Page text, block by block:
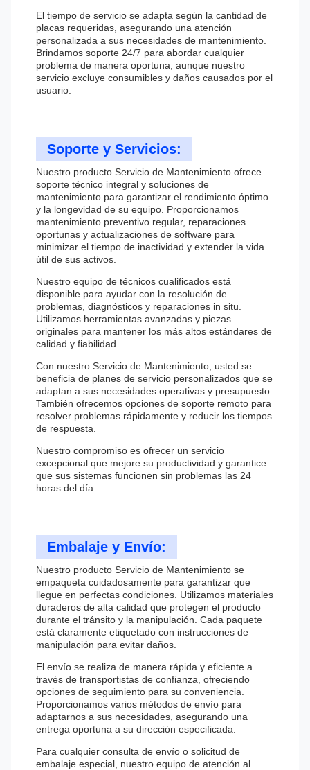
El tiempo de servicio se adapta según la cantidad de
placas requeridas, asegurando una atención
personalizada a sus necesidades de mantenimiento.
Brindamos soporte 24/7 para abordar cualquier
problema de manera oportuna, aunque nuestro
servicio excluye consumibles y daños causados por el
usuario.
Soporte y Servicios:
Nuestro producto Servicio de Mantenimiento ofrece
soporte técnico integral y soluciones de
mantenimiento para garantizar el rendimiento óptimo
y la longevidad de su equipo. Proporcionamos
mantenimiento preventivo regular, reparaciones
oportunas y actualizaciones de software para
minimizar el tiempo de inactividad y extender la vida
útil de sus activos.
Nuestro equipo de técnicos cualificados está
disponible para ayudar con la resolución de
problemas, diagnósticos y reparaciones in situ.
Utilizamos herramientas avanzadas y piezas
originales para mantener los más altos estándares de
calidad y fiabilidad.
Con nuestro Servicio de Mantenimiento, usted se
beneficia de planes de servicio personalizados que se
adaptan a sus necesidades operativas y presupuesto.
También ofrecemos opciones de soporte remoto para
resolver problemas rápidamente y reducir los tiempos
de respuesta.
Nuestro compromiso es ofrecer un servicio
excepcional que mejore su productividad y garantice
que sus sistemas funcionen sin problemas las 24
horas del día.
Embalaje y Envío:
Nuestro producto Servicio de Mantenimiento se
empaqueta cuidadosamente para garantizar que
llegue en perfectas condiciones. Utilizamos materiales
duraderos de alta calidad que protegen el producto
durante el tránsito y la manipulación. Cada paquete
está claramente etiquetado con instrucciones de
manipulación para evitar daños.
El envío se realiza de manera rápida y eficiente a
través de transportistas de confianza, ofreciendo
opciones de seguimiento para su conveniencia.
Proporcionamos varios métodos de envío para
adaptarnos a sus necesidades, asegurando una
entrega oportuna a su dirección especificada.
Para cualquier consulta de envío o solicitud de
embalaje especial, nuestro equipo de atención al